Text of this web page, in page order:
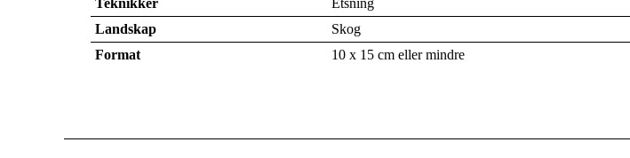
Teknikker
Etsning
Landskap
Skog
Format
10 x 15 cm eller mindre